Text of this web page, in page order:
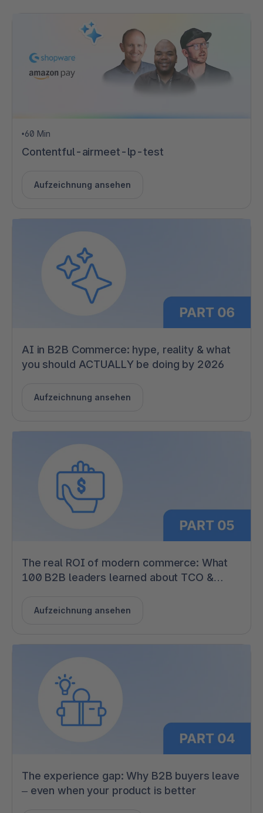
•60 Min
Contentful-airmeet-lp-test
Aufzeichnung ansehen
AI in B2B Commerce: hype, reality & what
you should ACTUALLY be doing by 2026
Aufzeichnung ansehen
The real ROI of modern commerce: What
100 B2B leaders learned about TCO &
Aufzeichnung ansehen
The experience gap: Why B2B buyers leave
– even when your product is better